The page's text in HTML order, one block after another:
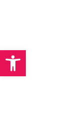
Open toolbar